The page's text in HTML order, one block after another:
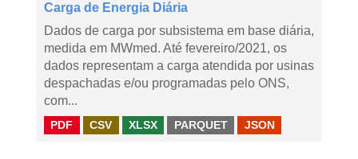
Carga de Energia Diária
Dados de carga por subsistema em base diária,
medida em MWmed. Até fevereiro/2021, os
dados representam a carga atendida por usinas
despachadas e/ou programadas pelo ONS,
com...
PDF CSV XLSX PARQUET JSON